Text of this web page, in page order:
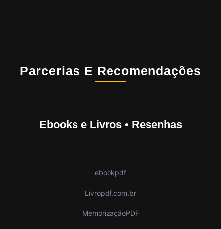
Parcerias E Recomendações
Ebooks e Livros • Resenhas
ebookpdf
Livropdf.com.br
MemorizaçãoPDF